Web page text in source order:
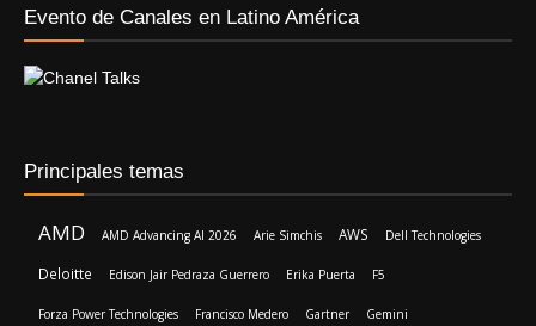
Evento de Canales en Latino América
Principales temas
AMD AMD Advancing AI 2026 Arie Simchis AWS Dell Technologies
Deloitte Edison Jair Pedraza Guerrero Erika Puerta F5
Forza Power Technologies Francisco Medero Gartner Gemini